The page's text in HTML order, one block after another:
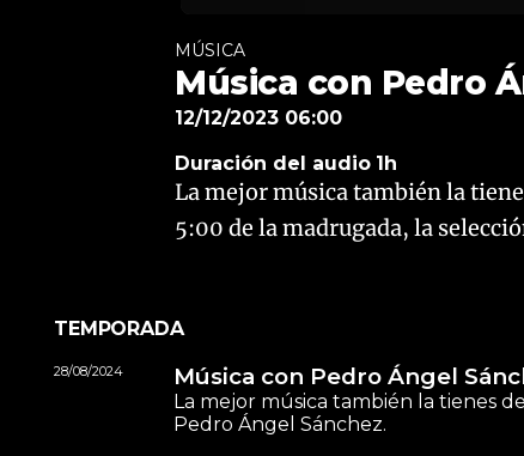
MÚSICA
Música con Pedro
12/12/2023 06:00
Duración del audio 1h
La mejor música también la
5:00 de la madrugada, la
TEMPORADA
28/08/2024 Música con Pedro Ángel
La mejor música también la tienes
Pedro Ángel Sánchez.